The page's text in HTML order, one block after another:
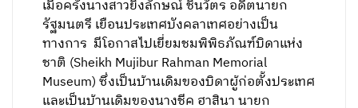
เมื่อครั้งนางสาวยิ่งลักษณ์ ชินวัตร อดีตนายก
รัฐมนตรี เยือนประเทศบังคลาเทศอย่างเป็น
ทางการ มีโอกาสไปเยี่ยมชมพิพิธภัณฑ์บิดาแห่ง
ชาติ (Sheikh Mujibur Rahman Memorial
Museum) ซึ่งเป็นบ้านเดิมของบิดาผู้ก่อตั้งประเทศ
และเป็นบ้านเดิมของนางชีค ฮาสินา นายก